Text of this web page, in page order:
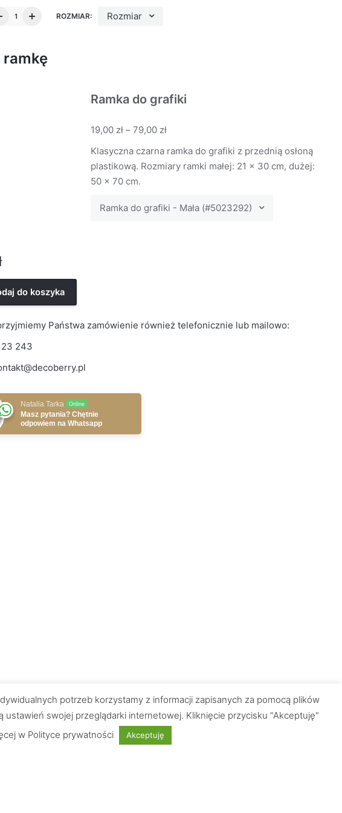
ROZMIAR: Rozmiar
ramkę
Ramka do grafiki
19,00 zł –79,00 zł
Klasyczna czarna ramka do grafiki z przednią osłoną
plastikową. Rozmiary ramki małej: 21 x 30 cm, dużej:
50 x 70 cm.
Ramka do grafiki - Mała (#5023292)
do koszyka
Państwa zamówienie również telefonicznie lub mailowo:
243
Natalia Tarka Online
Masz pytania? Chętnie
odpowiem na Whatsapp
Płatności obsługuje
potrzeb korzystamy z informacji zapisanych za pomocą plików
swojej przeglądarki internetowej. Kliknięcie przycisku "Akceptuję"
w Polityce prywatności Akceptuję